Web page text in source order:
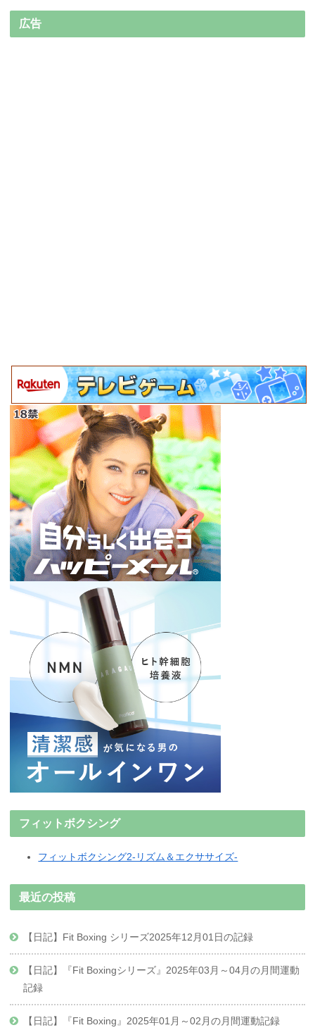
広告
フィットボクシング
フィットボクシング2-リズム＆エクササイズ-
最近の投稿
【日記】Fit Boxing シリーズ2025年12月01日の記録
【日記】『Fit Boxingシリーズ』2025年03月～04月の月間運動
記録
【日記】『Fit Boxing』2025年01月～02月の月間運動記録